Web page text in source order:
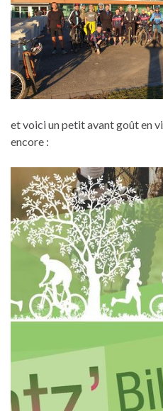
et voici un petit avant goût en
encore :